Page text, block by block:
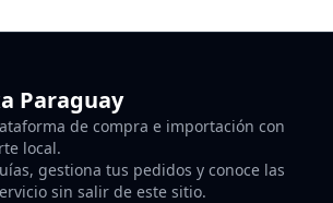
Paraguay
de compra e importación con
local.
gestiona tus pedidos y conoce las
sin salir de este sitio.